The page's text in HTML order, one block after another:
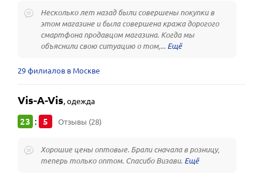
Несколько лет назад были совершены покупки в
этом магазине и была совершена кража дорогого
смартфона продавцом магазина. Когда мы
объяснили свою ситуацию о том,...
29 филиалов в Москве
Vis-A-Vis,одежда
23 : 5 Отзывы (28)
Хорошие цены оптовые. Брали сначала в розницу,
теперь только оптом. Спасибо Визави.